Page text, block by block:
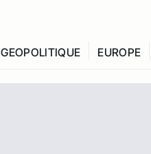
GEOPOLITIQUE EUROPE